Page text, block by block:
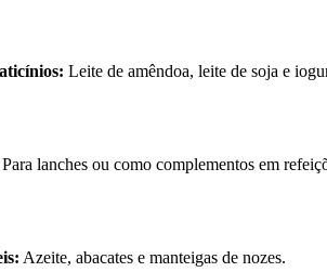
Leite de amêndoa, leite de soja e
Para lanches ou como complementos em
Azeite, abacates e manteigas de nozes.